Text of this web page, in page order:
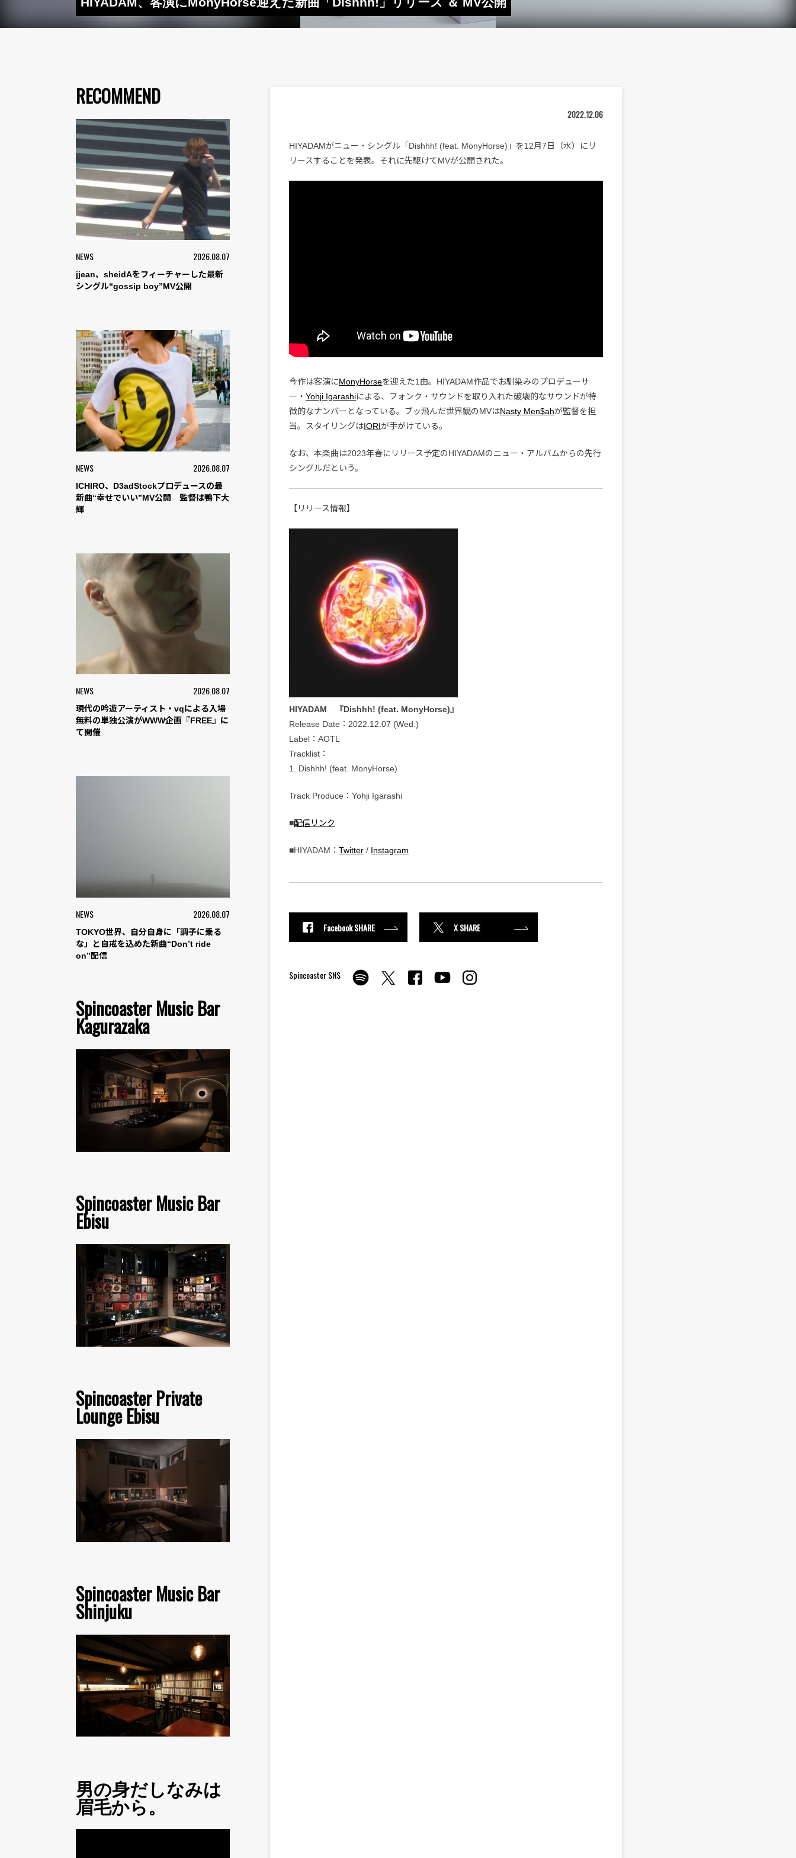
RECOMMEND
NEWS 2026.08.07
jjean、sheidAをフィーチャーした最新
シングル“gossip boy”MV公開
NEWS 2026.08.07
ICHIRO、D3adStockプロデュースの最
新曲“幸せでいい”MV公開 監督は鴨下大
輝
NEWS 2026.08.07
現代の吟遊アーティスト・vqによる入場
無料の単独公演がWWW企画『FREE』に
て開催
NEWS 2026.08.07
TOKYO世界、自分自身に「調子に乗る
な」と自戒を込めた新曲“Don’t ride
on”配信
Spincoaster Music Bar
Kagurazaka
Spincoaster Music Bar
Ebisu
Spincoaster Private
Lounge Ebisu
Spincoaster Music Bar
Shinjuku
男の身だしなみは
眉毛から。
2022.12.06
HIYADAMがニュー・シングル「Dishhh! (feat. MonyHorse)」を12月7日（水）にリ
リースすることを発表。それに先駆けてMVが公開された。
今作は客演にMonyHorseを迎えた1曲。HIYADAM作品でお馴染みのプロデューサ
ー・ Yohji Igarashiによる、フォンク・サウンドを取り入れた破壊的なサウンドが特
徴的なナンバーとなっている。ブッ飛んだ世界観のMVはNasty Men$ahが監督を担
当。スタイリングはIORIが手がけている。
なお、本楽曲は2023年春にリリース予定のHIYADAMのニュー・アルバムからの先行
シングルだという。
【リリース情報】
HIYADAM 『Dishhh! (feat. MonyHorse)』
Release Date：2022.12.07 (Wed.)
Label：AOTL
Tracklist：
1. Dishhh! (feat. MonyHorse)
Track Produce：Yohji Igarashi
■配信リンク
■HIYADAM： Twitter / Instagram
Facebook SHARE X SHARE
Spincoaster SNS